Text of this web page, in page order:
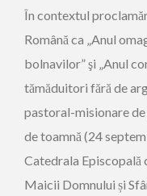
În contextul
Română ca „Anul
bolnavilor” şi „Anul
tămăduitori fără de
pastoral-misionare
de toamnă (24
Catedrala Episcopală
Maicii Domnului și